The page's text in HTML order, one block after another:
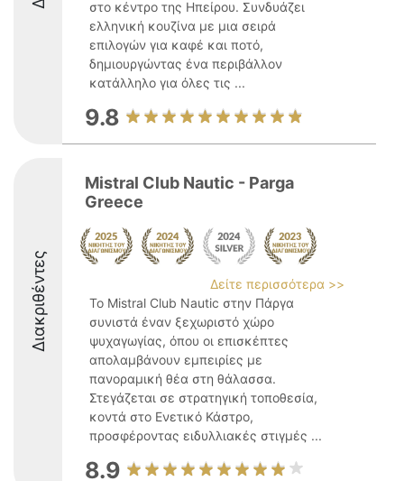
στο κέντρο της Ηπείρου. Συνδυάζει
ελληνική κουζίνα με μια σειρά
επιλογών για καφέ και ποτό,
δημιουργώντας ένα περιβάλλον
κατάλληλο για όλες τις ...
9.8
Διακριθέντες
Mistral Club Nautic - Parga
Greece
Δείτε περισσότερα >>
Το Mistral Club Nautic στην Πάργα
συνιστά έναν ξεχωριστό χώρο
ψυχαγωγίας, όπου οι επισκέπτες
απολαμβάνουν εμπειρίες με
πανοραμική θέα στη θάλασσα.
Στεγάζεται σε στρατηγική τοποθεσία,
κοντά στο Ενετικό Κάστρο,
προσφέροντας ειδυλλιακές στιγμές ...
8.9